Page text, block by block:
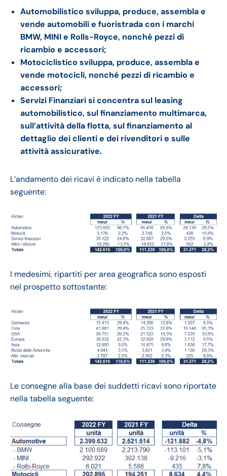
Automobilistico sviluppa, produce, assembla e
vende automobili e fuoristrada con i marchi
BMW, MINI e Rolls-Royce, nonché pezzi di
ricambio e accessori;
Motociclistico sviluppa, produce, assembla e
vende motocicli, nonché pezzi di ricambio e
accessori;
Servizi Finanziari si concentra sul leasing
automobilistico, sul finanziamento multimarca,
sull’attività della flotta, sul finanziamento al
dettaglio dei clienti e dei rivenditori e sulle
attività assicurative.
L’andamento dei ricavi è indicato nella tabella
seguente:
I medesimi, ripartiti per area geografica sono esposti
nel prospetto sottostante:
Le consegne alla base dei suddetti ricavi sono riportate
nella tabella seguente: